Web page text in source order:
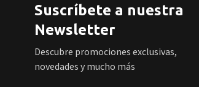
Suscríbete a nuestra
Newsletter
Descubre promociones exclusivas,
novedades y mucho más